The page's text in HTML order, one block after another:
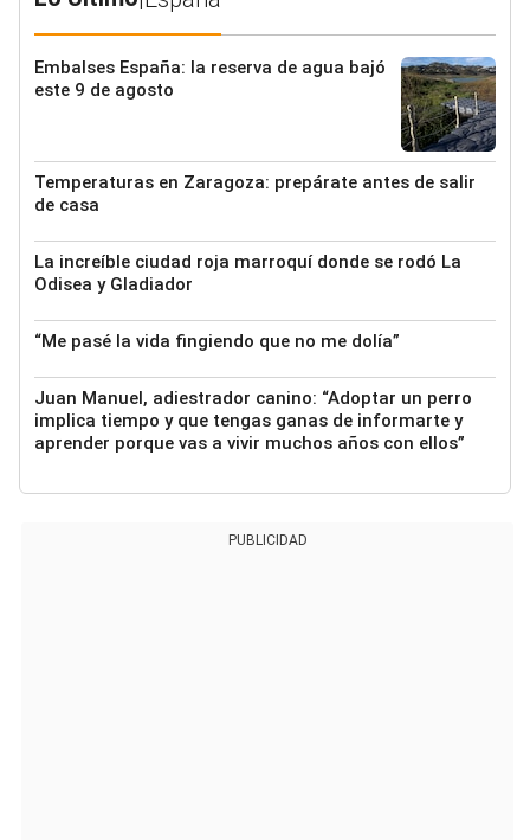
Embalses España: la reserva de agua bajó
este 9 de agosto
Temperaturas en Zaragoza: prepárate antes de salir
de casa
La increíble ciudad roja marroquí donde se rodó La
Odisea y Gladiador
“Me pasé la vida fingiendo que no me dolía”
Juan Manuel, adiestrador canino: “Adoptar un perro
implica tiempo y que tengas ganas de informarte y
aprender porque vas a vivir muchos años con ellos”
PUBLICIDAD